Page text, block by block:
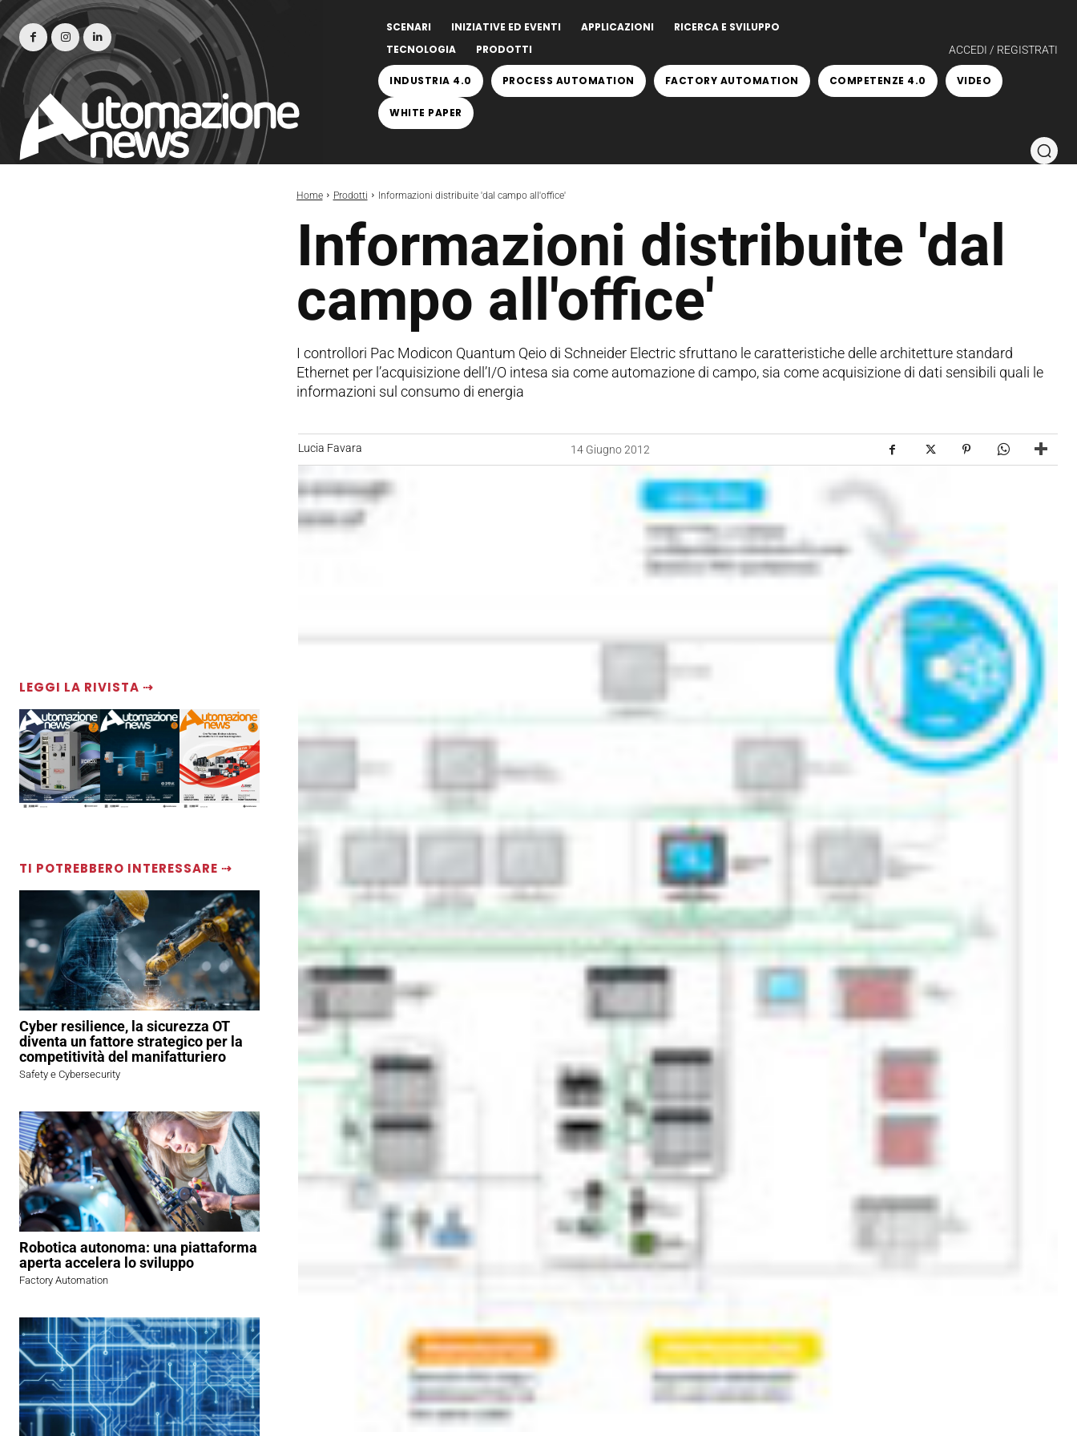
SCENARI INIZIATIVE ED EVENTI APPLICAZIONI
RICERCA E SVILUPPO
TECNOLOGIA
PRODOTTI ACCEDI / REGISTRATI
INDUSTRIA 4.0 PROCESS AUTOMATION FACTORY AUTOMATION COMPETENZE 4.0 VIDEO
WHITE PAPER
Home Prodotti Informazioni distribuite 'dal campo all'office'
Informazioni distribuite 'dal
campo all'office'
I controllori Pac Modicon Quantum Qeio di Schneider Electric sfruttano le caratteristiche delle architetture standard
Ethernet per l’acquisizione dell’I/O intesa sia come automazione di campo, sia come acquisizione di dati sensibili quali le
informazioni sul consumo di energia
LEGGI LA RIVISTA ⇢
TI POTREBBERO INTERESSARE ⇢
Cyber resilience, la sicurezza OT
diventa un fattore strategico per la
competitività del manifatturiero
Safety e Cybersecurity
Robotica autonoma: una piattaforma
aperta accelera lo sviluppo
Factory Automation
Lucia Favara 14 Giugno 2012